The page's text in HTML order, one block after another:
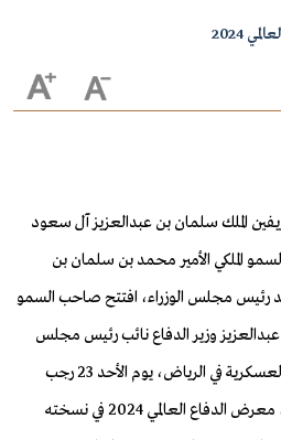
2024
الملك سلمان بن عبدالعزيز آل سعود
الملكي الأمير محمد بن سلمان بن
رئيس مجلس الوزراء، افتتح صاحب السمو
عبدالعزيز وزير الدفاع نائب رئيس مجلس
إدارة الهيئة العامة للصناعات العسكرية في الرياض، يوم الأحد 23 رجب
1445هـ الموافق 4 فبراير 2024م، معرض الدفاع العالمي 2024 في نسخته